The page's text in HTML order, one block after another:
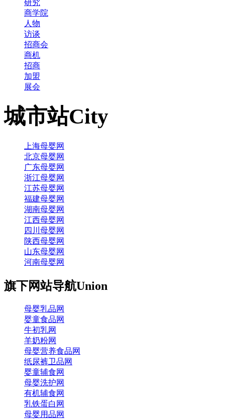
研究
商学院
人物
访谈
招商会
商机
招商
加盟
展会
城市站City
上海母婴网
北京母婴网
广东母婴网
浙江母婴网
江苏母婴网
福建母婴网
湖南母婴网
江西母婴网
四川母婴网
陕西母婴网
山东母婴网
河南母婴网
旗下网站导航Union
母婴乳品网
婴童食品网
牛初乳网
羊奶粉网
母婴营养食品网
纸尿裤卫品网
婴童辅食网
母婴洗护网
有机辅食网
乳铁蛋白网
母婴用品网